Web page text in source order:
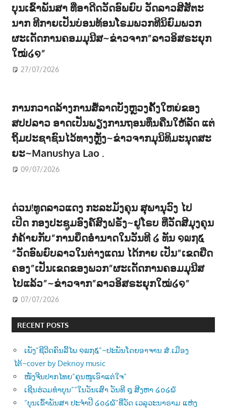
ບຸນເຂົ້າພັນສາ ທີ່ອາດີດວັດອົພຍົບ ວັດລາວສີສັຕະ
ນາກ ທີກາຍເປັນບ່ອນທ້ອນໂຣມພວກທີນິຍົມພວກ
ຜະເດັດການຄອມມຸນີສ~ຂ່າວຈາກ”ລາວອິສຣະຍຸກ
ໃໝ່໒໑”
27/07/2026
ການກວາດລ້າງການສໍ້ລາດບັງຫຼວງຄັ້ງໃຫຍ່ຂອງ
ສປປລາວ ອາດເປັນພຽງການຖອນທຶນຄືນໃຫ້ລັດ ແຕ່
ຖິ້ມປະຊາຊົນໄວ້ທາງຫຼັງ~ຂ່າວຈາກມຸນິທິມະນຸດສະ
ຍະ~Manushya Lao .
09/07/2026
ດ່ວນ!ທູດລາວແດງ ກະລະມັງຄຸນ ສຸພານຸວົງ ໄປ
ເປີດ ກອງປະຊູມອົງຄ໌ສົງຝຣັ່ງ~ຢູໂຣບ ທີ່ວັດສີມຸງຄຸນ
ກໍຄ້າຍກັບ”ການຍຶດອຳນາດໃນວັນທີ ໒ ທັນ ໑໙໗໕
“ວັດອົພຍົບລາວໃນຕ່າງແດນ ໄດ້ກາຍ ເປັນ”ເຂດຍືດ
ຄອງ”ເປັນເຂດຂອງພວກ”ຜະເດັດການຄອມມຸນີສ
ໄປແລ້ວ”~ຂ່າວຈາກ”ລາວອິສຣະຍຸກໃໝ່໒໑”
07/07/2026
RECENT POSTS
ເພັງ”ຊີວີດຄົນລີ້ໄພ ໑໙໗໕”~ປະພັນໂດຍອາຈານ ສໍ.ເມືອງ
ໄຕ້~cover by Deknoy music
ໜັງຈີນປາກໄທຍ”ຄຸນໜູເອົາແຕ່ໃຈ”
ເຊີນຮ່ວມທຳບຸນ””ໃນວັນເສົາ ວັນທີ ໘ ສີງຫາ ໒໐໒໖
“ບຸນເຂົ້າພັນສາ ປະຈຳປີ ໒໐໒໖”ທີ່ວັດ ເວລຸວະນາຣາມ ແຫ່ງ